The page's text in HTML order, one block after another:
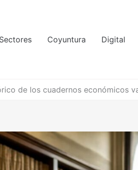
Sectores Coyuntura Digital
de los cuadernos económicos